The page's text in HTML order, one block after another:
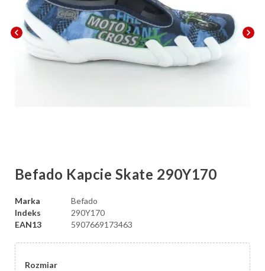
chevron_left chevron_right
Befado Kapcie Skate 290Y170
Marka
Befado
Indeks
290Y170
EAN13
5907669173463
Rozmiar